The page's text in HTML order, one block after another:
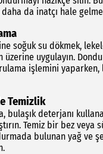
da inatçı hale
soğuk su dökmek,
uygulayın.
işlemini yaparken,
Temizlik
bulaşık deterjanı
Temiz bir bez
bulunan yağ ve